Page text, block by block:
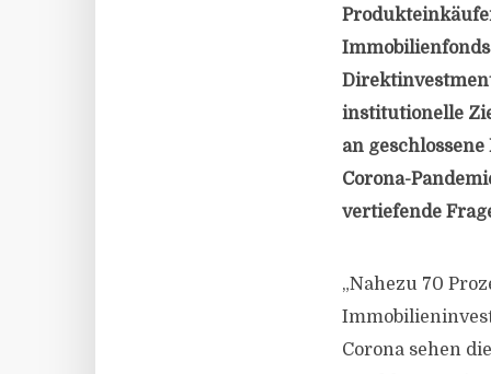
institutionelle
an
Corona-
vertiefende
„Nahezu 70
Corona sehen